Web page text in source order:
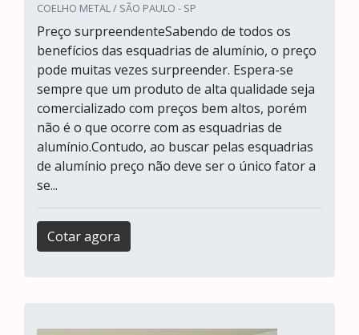
COELHO METAL / SÃO PAULO - SP
Preço surpreendenteSabendo de todos os
benefícios das esquadrias de alumínio, o preço
pode muitas vezes surpreender. Espera-se
sempre que um produto de alta qualidade seja
comercializado com preços bem altos, porém
não é o que ocorre com as esquadrias de
alumínio.Contudo, ao buscar pelas esquadrias
de alumínio preço não deve ser o único fator a
se...
Cotar agora